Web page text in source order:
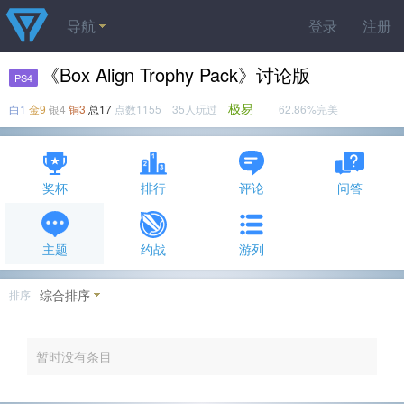
登录 注册
导航
PS4 《Box Align Trophy Pack》讨论版
白1 金9 银4 铜3 总17 点数1155 35人玩过 极易 62.86%完美
奖杯 排行 评论 问答
主题 约战 游列
排序 综合排序
暂时没有条目